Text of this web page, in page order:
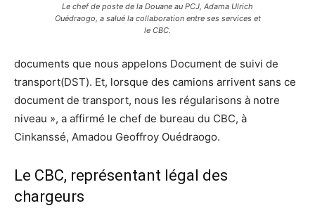
Le chef de poste de la Douane au PCJ, Adama Ulrich
Ouédraogo, a salué la collaboration entre ses services et
le CBC.
documents que nous appelons Document de suivi de
transport(DST). Et, lorsque des camions arrivent sans ce
document de transport, nous les régularisons à notre
niveau », a affirmé le chef de bureau du CBC, à
Cinkanssé, Amadou Geoffroy Ouédraogo.
Le CBC, représentant légal des
chargeurs